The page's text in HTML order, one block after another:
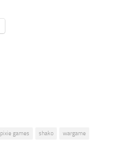
pixie games shako wargame